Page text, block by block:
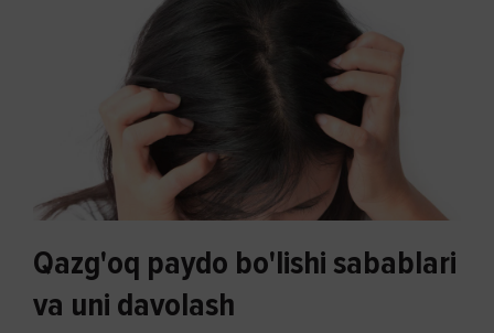
Qazg'oq paydo bo'lishi sabablari
va uni davolash